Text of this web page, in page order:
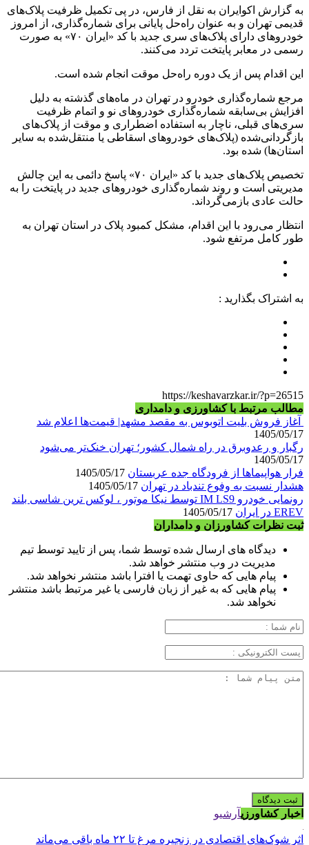
به گزارش اکوایران به نقل از فارس، در پی تکمیل ظرفیت پلاک‌های
قدیمی تهران و به عنوان راه‌حل پایانی برای شماره‌گذاری، از امروز
خودروهای دارای پلاک‌های سری جدید با کد «ایران ۷۰» به صورت
رسمی در معابر پایتخت تردد می‌کنند.
این اقدام پس از یک دوره راه‌حل موقت انجام شده است.
مرجع شماره‌گذاری خودرو در تهران در ماه‌های گذشته به دلیل
افزایش بی‌سابقه شماره‌گذاری خودروهای نو و اتمام ظرفیت
سری‌های قبلی، ناچار به استفاده اضطراری و موقت از پلاک‌های
بازگردانی‌شده (پلاک‌های خودروهای اسقاطی یا منتقل‌شده به سایر
استان‌ها) شده بود.
تخصیص پلاک‌های جدید با کد «ایران ۷۰» پاسخ دائمی به این چالش
مدیریتی است و روند شماره‌گذاری خودروهای جدید در پایتخت را به
حالت عادی بازمی‌گرداند.
انتظار می‌رود با این اقدام، مشکل کمبود پلاک در استان تهران به
طور کامل مرتفع شود.
به اشتراک بگذارید :
https://keshavarzkar.ir/?p=26515
مطالب مرتبط با کشاورزی و دامداری
آغاز فروش بلیت اتوبوس به مقصد مشهد| قیمت‌ها اعلام شد
1405/05/17
رگبار و رعدوبرق در راه شمال کشور؛ تهران خنک‌تر می‌شود
1405/05/17
فرار هواپیماها از فرودگاه جده عربستان
هشدار نسبت به وفوع تندباد در تهران
رونمایی خودرو IM LS9 توسط نیکا موتور ، لوکس ترین شاسی بلند
EREV در ایران
ثبت نظرات کشاورزان و دامداران
دیدگاه های ارسال شده توسط شما، پس از تایید توسط تیم
مدیریت در وب منتشر خواهد شد.
پیام هایی که حاوی تهمت یا افترا باشد منتشر نخواهد شد.
پیام هایی که به غیر از زبان فارسی یا غیر مرتبط باشد منتشر
نخواهد شد.
اخبار کشاورزیآرشیو
اثر شوک‌های اقتصادی در زنجیره مرغ تا ۲۲ ماه باقی می‌ماند